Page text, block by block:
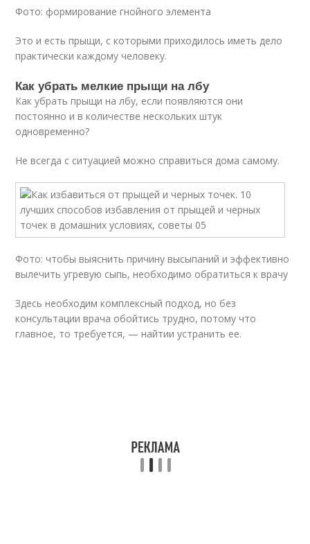
Фото: формирование гнойного элемента
Это и есть прыщи, с которыми приходилось иметь дело
практически каждому человеку.
Как убрать мелкие прыщи на лбу
Как убрать прыщи на лбу, если появляются они
постоянно и в количестве нескольких штук
одновременно?
Не всегда с ситуацией можно справиться дома самому.
Фото: чтобы выяснить причину высыпаний и эффективно
вылечить угревую сыпь, необходимо обратиться к врачу
Здесь необходим комплексный подход, но без
консультации врача обойтись трудно, потому что
главное, то требуется, — найтии устранить ее.